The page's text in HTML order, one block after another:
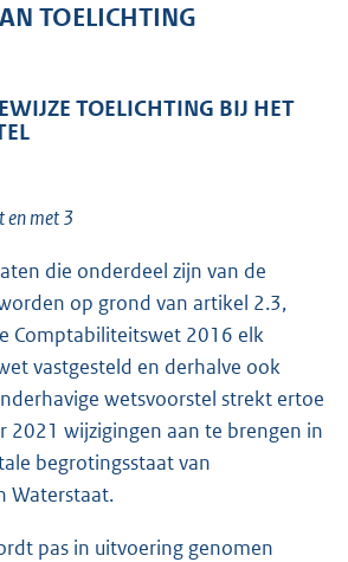
TOELICHTING
TOELICHTING BIJ HET
en met 3
die onderdeel zijn van de
op grond van artikel 2.3,
Comptabiliteitswet 2016 elk
vastgesteld en derhalve ook
wetsvoorstel strekt ertoe
2021 wijzigingen aan te brengen in
begrotingsstaat van
Waterstaat.
pas in uitvoering genomen